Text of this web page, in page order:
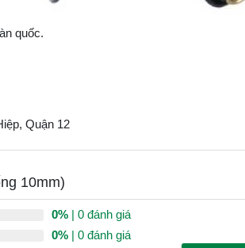
quốc.
Quận 12
10mm)
0% | 0 đánh giá
0% | 0 đánh giá